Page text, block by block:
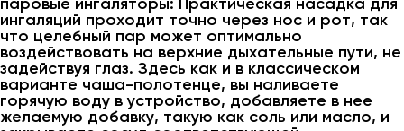
ингаляций проходит точно через нос и рот, так
что целебный пар может оптимально
воздействовать на верхние дыхательные пути, не
задействуя глаз. Здесь как и в классическом
варианте чаша-полотенце, вы наливаете
горячую воду в устройство, добавляете в нее
желаемую добавку, такую как соль или масло, и